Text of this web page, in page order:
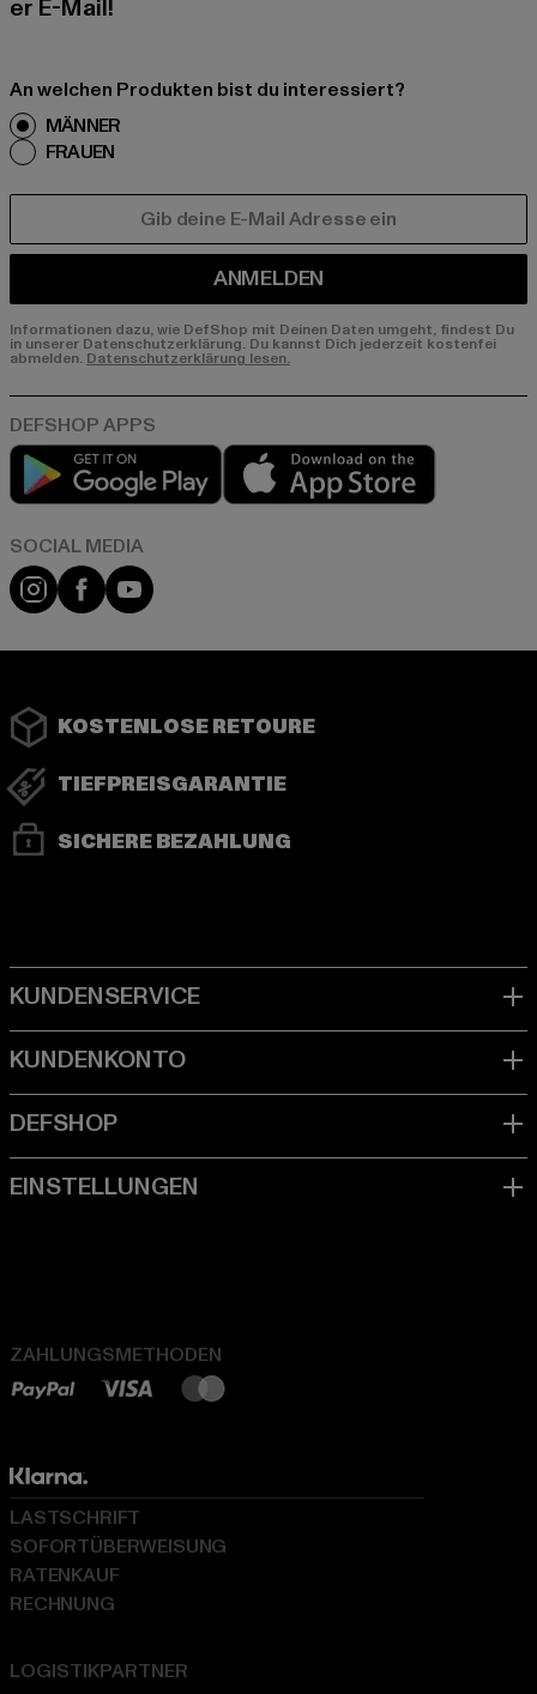
er E-Mail!
An welchen Produkten bist du interessiert?
MÄNNER
FRAUEN
ANMELDEN
Informationen dazu, wie DefShop mit Deinen Daten umgeht, findest Du
in unserer Datenschutzerklärung. Du kannst Dich jederzeit kostenfei
abmelden. Datenschutzerklärung lesen.
Play market
Instagram
FacebookYouTube
KOSTENLOSE RETOURE
TIEFPREISGARANTIE
SICHERE BEZAHLUNG
ZAHLUNGSMETHODEN
LOGISTIKPARTNER
LASTSCHRIFT
SOFORTÜBERWEISUNG
RATENKAUF
RECHNUNG